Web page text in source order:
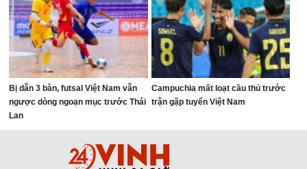
Bị dẫn 3 bàn, futsal Việt Nam vẫn
ngược dòng ngoạn mục trước Thái
Lan
Campuchia mất loạt cầu thủ trước
trận gặp tuyển Việt Nam